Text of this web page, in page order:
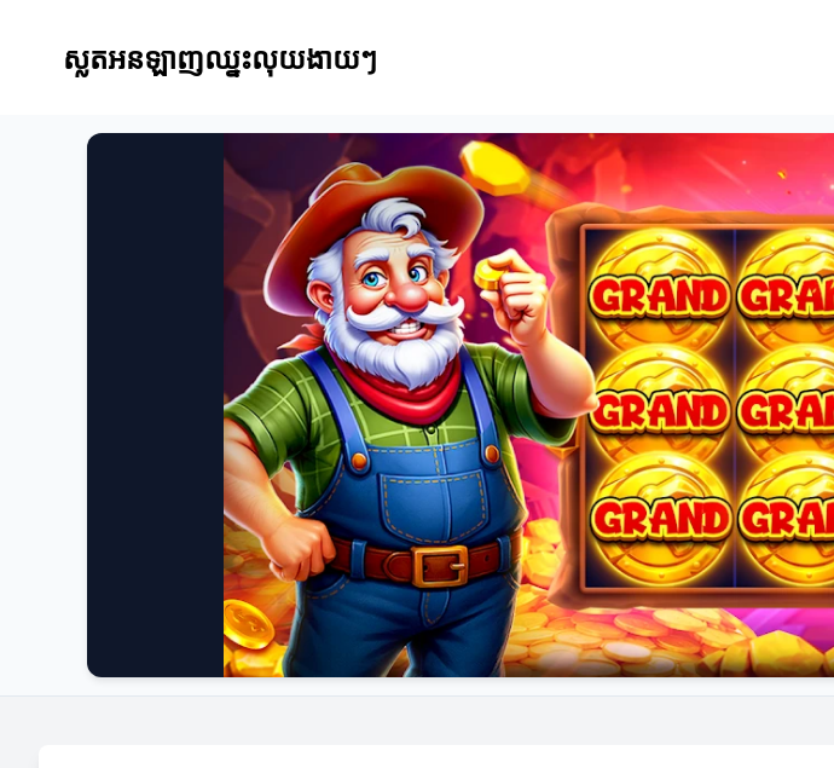
ស្លតអនឡាញឈ្នះលុយងាយៗ